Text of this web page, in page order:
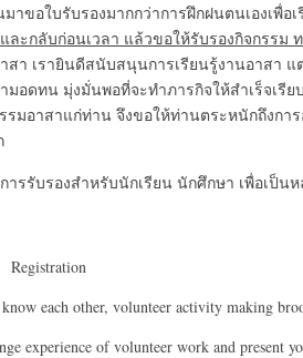
าขอใบรับรองมากกว่าการฝึกฝนตนเองเพื่
ละกลับก่อนเวลา แล้วขอให้รับรองกิจกรรม
สา เรายินดีสนับสนุนการเรียนรู้งานอาสา
มอดทน มุ่งมั่นพอที่จะทำภารกิจให้สำเร็จเรี
รมอาสาแก่ท่าน จึงขอให้ท่านตระหนักถึงก
ารรับรองสำหรับนักเรียน นักศึกษา เพื่อเป็
Registration
each other, volunteer activity making
experience of volunteer work and present